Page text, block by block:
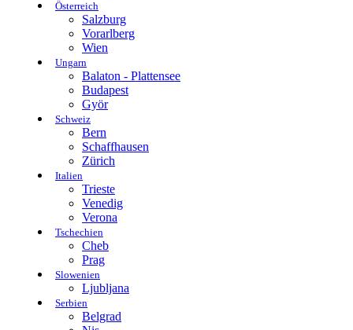
Österreich
Salzburg
Vorarlberg
Wien
Ungarn
Balaton - Plattensee
Budapest
Györ
Schweiz
Bern
Schaffhausen
Zürich
Italien
Trieste
Venedig
Verona
Tschechien
Cheb
Prag
Slowenien
Ljubljana
Serbien
Belgrad